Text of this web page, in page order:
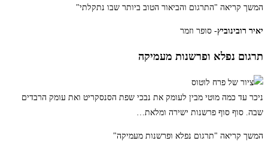
המשך קריאה"התרגום והביאור הטוב ביותר שבו נתקלתי"
יאיר רובינוביץ- סופר וזמר
תרגום נפלא ופרשנות מעמיקה
ניכר עד כמה מוטי מבין לעומק את נבכי שפת הסנסקריט ואת עומק הרבדים
שבה. סוף סוף פרשנות ישירה ומלאת…
המשך קריאה"תרגום נפלא ופרשנות מעמיקה"